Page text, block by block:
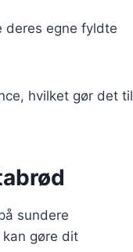
deres egne fyldte
hvilket gør det til
sundere
gøre dit